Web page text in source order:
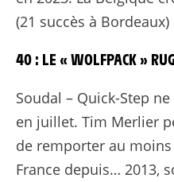
(21 succès à Bordeaux)
40 : LE « WOLFPACK »
Soudal – Quick-Step
en juillet. Tim Merlier
de remporter au
France depuis… 2013,